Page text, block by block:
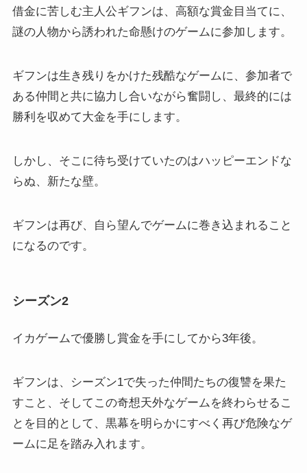
借金に苦しむ主人公ギフンは、高額な賞金目当てに、
謎の人物から誘われた命懸けのゲームに参加します。
ギフンは生き残りをかけた残酷なゲームに、参加者で
ある仲間と共に協力し合いながら奮闘し、最終的には
勝利を収めて大金を手にします。
しかし、そこに待ち受けていたのはハッピーエンドな
らぬ、新たな壁。
ギフンは再び、自ら望んでゲームに巻き込まれること
になるのです。
シーズン2
イカゲームで優勝し賞金を手にしてから3年後。
ギフンは、シーズン1で失った仲間たちの復讐を果た
すこと、そしてこの奇想天外なゲームを終わらせるこ
とを目的として、黒幕を明らかにすべく再び危険なゲ
ームに足を踏み入れます。